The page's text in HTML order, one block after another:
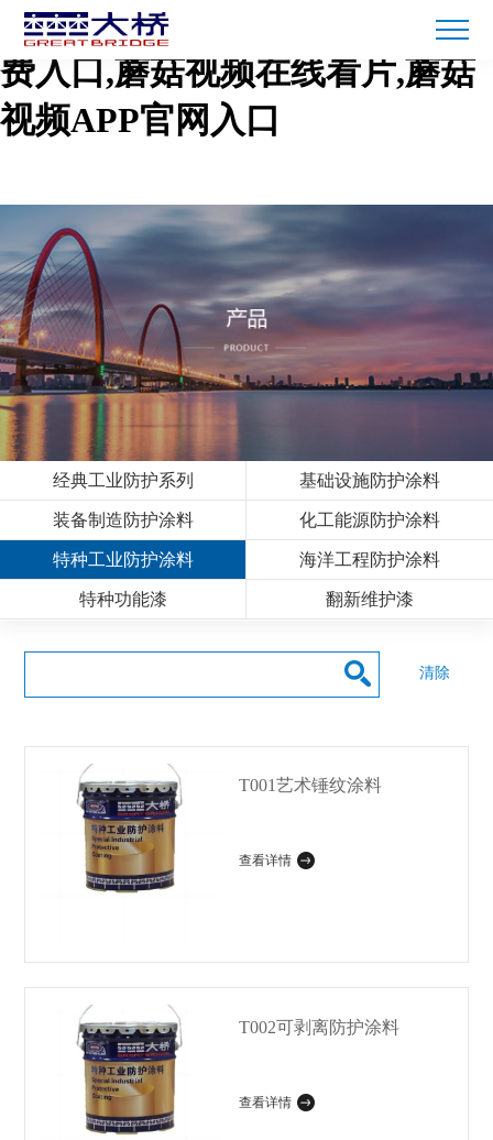
蘑菇短视频免费下载,蘑菇TV免
费入口,蘑菇视频在线看片,蘑菇
视频APP官网入口
经典工业防护系列 基础设施防护涂料
装备制造防护涂料 化工能源防护涂料
特种工业防护涂料 海洋工程防护涂料
特种功能漆 翻新维护漆
清除
T001艺术锤纹涂料
查看详情
T002可剥离防护涂料
查看详情